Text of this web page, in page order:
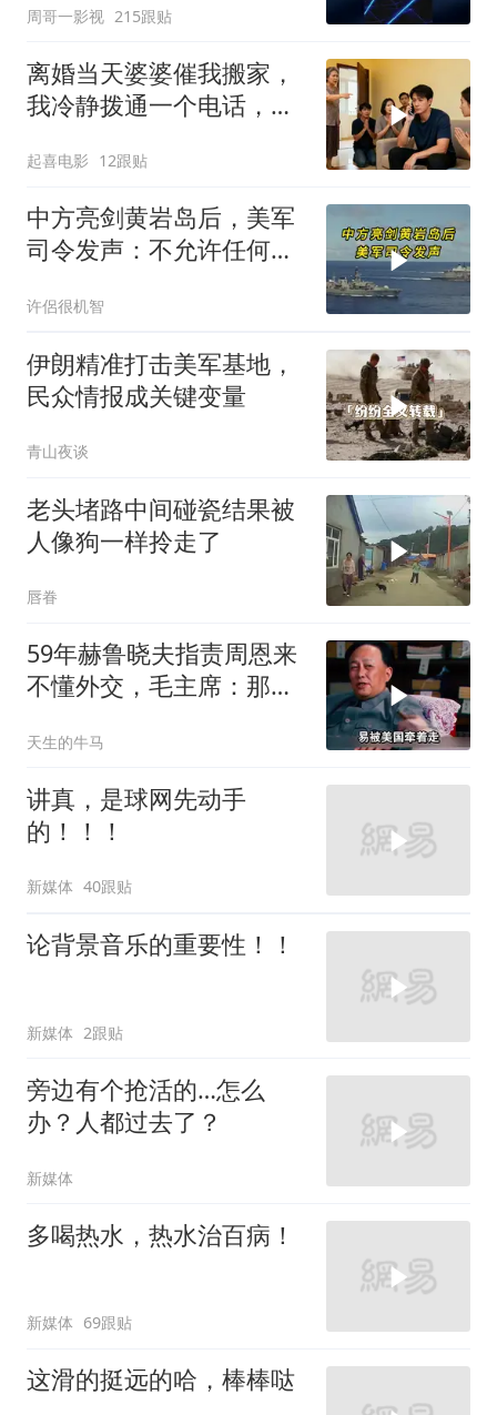
周哥一影视 215跟贴
离婚当天婆婆催我搬家，
我冷静拨通一个电话，全
起喜电影 12跟贴
中方亮剑黄岩岛后，美军
司令发声：不允许任何国
许侶很机智
伊朗精准打击美军基地，
民众情报成关键变量
青山夜谈
老头堵路中间碰瓷结果被
人像狗一样拎走了
唇眷
59年赫鲁晓夫指责周恩来
不懂外交，毛主席：那我
天生的牛马
讲真，是球网先动手
的！！！
新媒体 40跟贴
论背景音乐的重要性！！
新媒体 2跟贴
旁边有个抢活的…怎么
办？人都过去了？
新媒体
多喝热水，热水治百病！
新媒体 69跟贴
这滑的挺远的哈，棒棒哒